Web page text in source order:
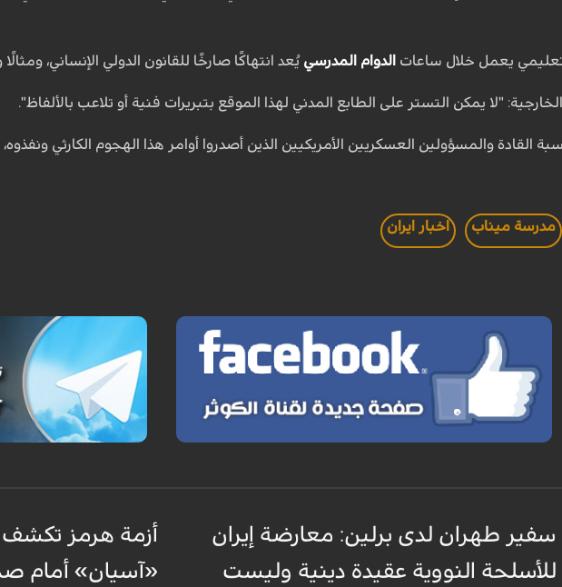
تعليمي يعمل خلال ساعات الدوام المدرسي يُعد انتهاكًا صارخًا للقانون الدولي الإنساني،
"لا يمكن التستر على الطابع المدني لهذا الموقع بتبريرات فنية أو تلاعب بالألفاظ".
القادة والمسؤولين العسكريين الأمريكيين الذين أصدروا أوامر هذا الهجوم الكارثي
مدرسة ميناب اخبار ايران
سفير طهران لدى برلين: معارضة إيران
للأسلحة النووية عقيدة دينية وليست
أزمة هرمز
«آسيان» أمام